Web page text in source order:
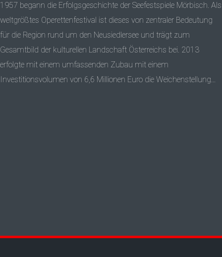
1957 begann die Erfolgsgeschichte der Seefestspiele Mörbisch. Als
weltgrößtes Operettenfestival ist dieses von zentraler Bedeutung
für die Region rund um den Neusiedlersee und trägt zum
Gesamtbild der kulturellen Landschaft Österreichs bei. 2013
erfolgte mit einem umfassenden Zubau mit einem
Investitionsvolumen von 6,6 Millionen Euro die Weichenstellung...